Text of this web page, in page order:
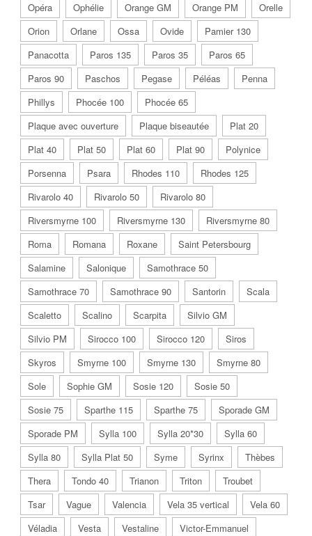
Opéra
Ophélie Orange GM Orange PM
Orelle
Orion
Orlane Ossa Ovide
Pamier 130
Panacotta
Paros 135 Paros 35
Paros 65
Paros 90
Paschos Pegase Péléas
Penna
Phillys
Phocée 100
Phocée 65
Plaque avec ouverture
Plaque biseautée
Plat 20
Plat 40
Plat 50 Plat 60 Plat 90
Polynice
Porsenna
Psara Rhodes 110
Rhodes 125
Rivarolo 40
Rivarolo 50
Rivarolo 80
Riversmyrne 100
Riversmyrne 130
Riversmyrne 80
Roma
Romana Roxane
Saint Petersbourg
Salamine
Salonique
Samothrace 50
Samothrace 70
Samothrace 90 Santorin
Scala
Scaletto
Scalino Scarpita
Silvio GM
Silvio PM
Sirocco 100 Sirocco 120
Siros
Skyros
Smyrne 100 Smyrne 130
Smyrne 80
Sole
Sophie GM Sosie 120
Sosie 50
Sosie 75
Sparthe 115 Sparthe 75
Sporade GM
Sporade PM
Sylla 100 Sylla 20*30
Sylla 60
Sylla 80
Sylla Plat 50 Syme Syrinx
Thèbes
Thera
Tondo 40 Trianon Triton
Troubet
Tsar
Vague Valencia Vela 35 vertical
Vela 60
Véladia
Vesta Vestaline
Victor-Emmanuel